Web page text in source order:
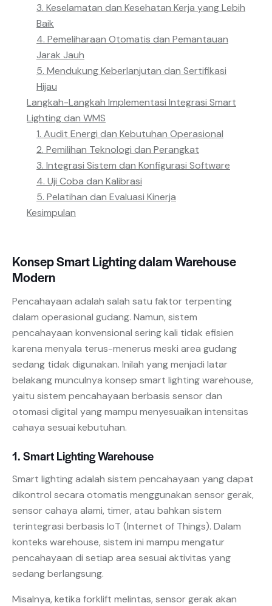
3. Keselamatan dan Kesehatan Kerja yang Lebih
Baik
4. Pemeliharaan Otomatis dan Pemantauan
Jarak Jauh
5. Mendukung Keberlanjutan dan Sertifikasi
Hijau
Langkah-Langkah Implementasi Integrasi Smart
Lighting dan WMS
1. Audit Energi dan Kebutuhan Operasional
2. Pemilihan Teknologi dan Perangkat
3. Integrasi Sistem dan Konfigurasi Software
4. Uji Coba dan Kalibrasi
5. Pelatihan dan Evaluasi Kinerja
Kesimpulan
Konsep Smart Lighting dalam Warehouse
Modern
Pencahayaan adalah salah satu faktor terpenting
dalam operasional gudang. Namun, sistem
pencahayaan konvensional sering kali tidak efisien
karena menyala terus-menerus meski area gudang
sedang tidak digunakan. Inilah yang menjadi latar
belakang munculnya konsep smart lighting warehouse,
yaitu sistem pencahayaan berbasis sensor dan
otomasi digital yang mampu menyesuaikan intensitas
cahaya sesuai kebutuhan.
1. Smart Lighting Warehouse
Smart lighting adalah sistem pencahayaan yang dapat
dikontrol secara otomatis menggunakan sensor gerak,
sensor cahaya alami, timer, atau bahkan sistem
terintegrasi berbasis IoT (Internet of Things). Dalam
konteks warehouse, sistem ini mampu mengatur
pencahayaan di setiap area sesuai aktivitas yang
sedang berlangsung.
Misalnya, ketika forklift melintas, sensor gerak akan